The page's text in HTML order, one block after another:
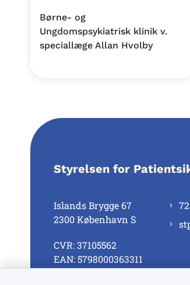
Børne- og
Ungdomspsykiatrisk klinik v.
speciallæge Allan Hvolby
Styrelsen for
Islands Brygge 67
2300 København S
CVR: 37105562
EAN: 5798000363311